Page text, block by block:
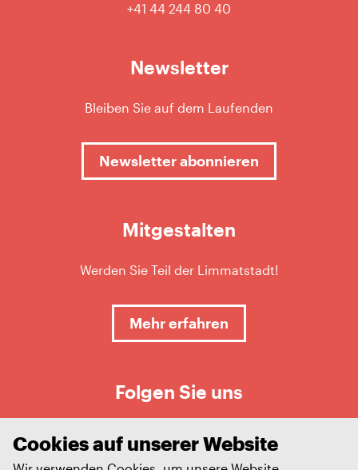
+41 44 244 80 40
Newsletter
Bleiben Sie auf dem Laufenden
Newsletter abonnieren
Mitgestalten
Werden Sie Teil der Limmatstadt!
Mehr erfahren
Folgen Sie uns
Cookies auf unserer Website